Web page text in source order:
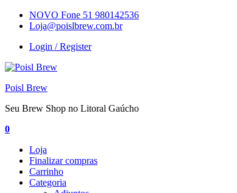
NOVO Fone 51 980142536
Loja@poislbrew.com.br
Login / Register
Poisl Brew
Seu Brew Shop no Litoral Gaúcho
0
Loja
Finalizar compras
Carrinho
Categoria